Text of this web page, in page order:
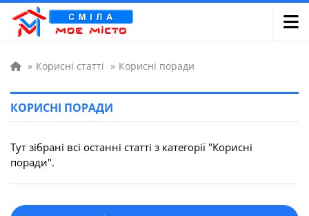
» Корисні статті » Корисні поради
КОРИСНІ ПОРАДИ
Тут зібрані всі останні статті з категорії "Корисні
поради".